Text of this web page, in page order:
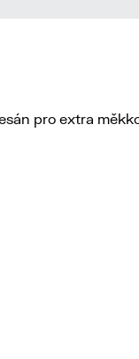
pro extra